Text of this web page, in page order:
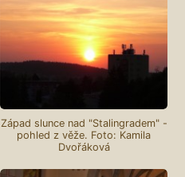
Západ slunce nad "Stalingradem" -
pohled z věže. Foto: Kamila
Dvořáková